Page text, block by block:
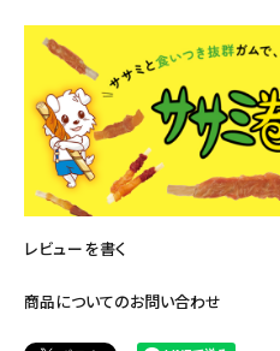
レビューを書く
商品についてのお問い合わせ